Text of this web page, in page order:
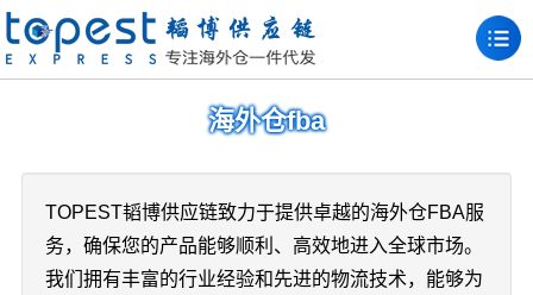
海外仓fba
TOPEST韬博供应链致力于提供卓越的海外仓FBA服
务，确保您的产品能够顺利、高效地进入全球市场。
我们拥有丰富的行业经验和先进的物流技术，能够为